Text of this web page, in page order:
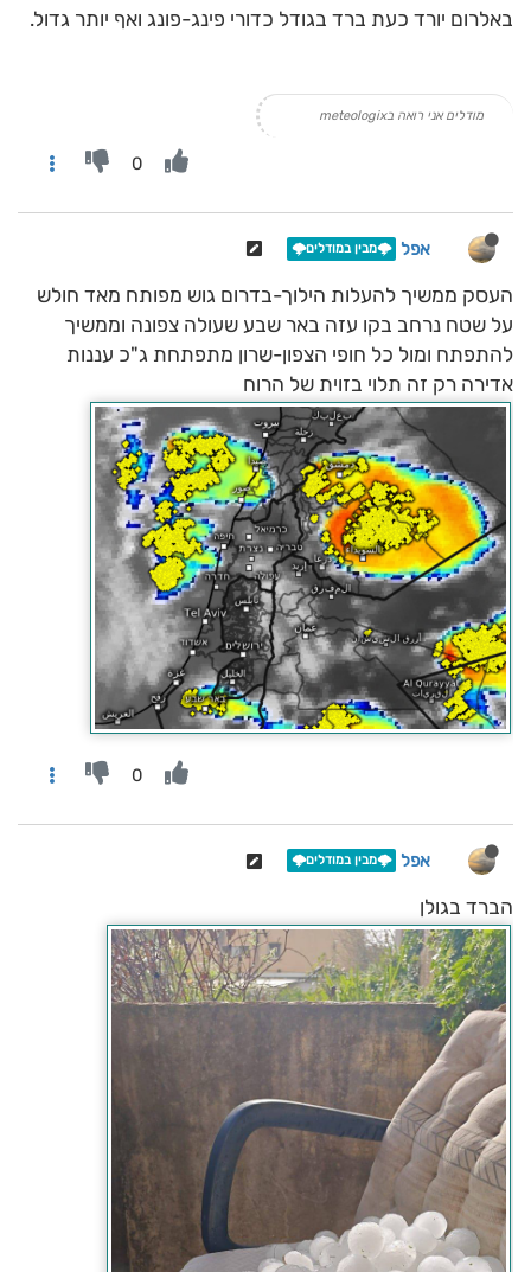
באלרום יורד כעת ברד בגודל כדורי פינג-פונג ואף יותר גדול.
מודלים אני רואה בmeteologix
0
אפל 🌩️מבין במודלים🌩️
העסק ממשיך להעלות הילוך-בדרום גוש מפותח מאד חולש
על שטח נרחב בקו עזה באר שבע שעולה צפונה וממשיך
להתפתח ומול כל חופי הצפון-שרון מתפתחת ג"כ עננות
אדירה רק זה תלוי בזוית של הרוח
0
אפל 🌩️מבין במודלים🌩️
הברד בגולן